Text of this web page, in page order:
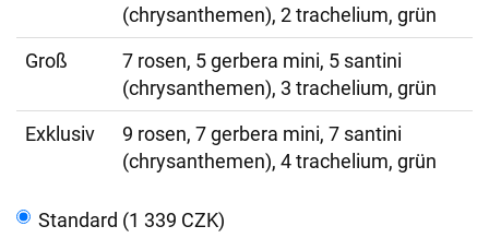
(chrysanthemen), 2 trachelium, grün
Groß
7 rosen, 5 gerbera mini, 5 santini
(chrysanthemen), 3 trachelium, grün
Exklusiv
9 rosen, 7 gerbera mini, 7 santini
(chrysanthemen), 4 trachelium, grün
Standard (1 339 CZK)